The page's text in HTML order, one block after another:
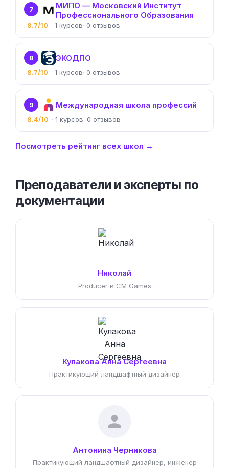
7
МИПО — Московский Институт
Профессионального Образования
8.7/10 1 0
8 ЭКОДПО
8.7/10 1 0
9 Международная школа профессий
8.4/10 1 0
Посмотреть рейтинг всех школ →
Преподаватели и эксперты по
документации
Николай
Producer в CM Games
Кулакова Анна Сергеевна
Практикующий ландшафтный дизайнер
Антонина Черникова
Практикующий ландшафтный дизайнер, инженер